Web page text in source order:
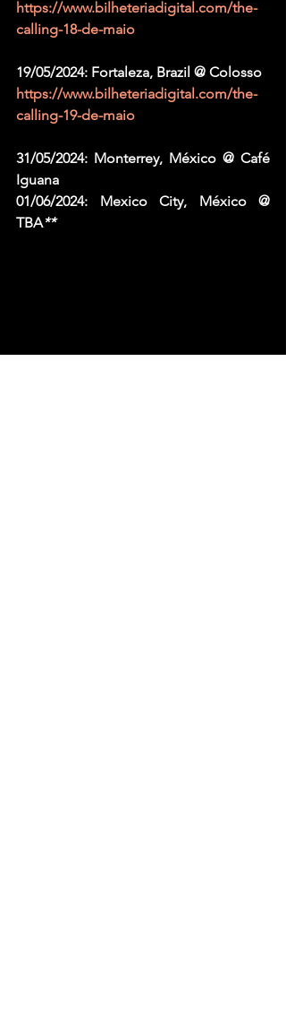
https://www.bilheteriadigital.com/the-
calling-18-de-maio
19/05/2024: Fortaleza, Brazil @ Colosso
https://www.bilheteriadigital.com/the-
calling-19-de-maio
31/05/2024: Monterrey, México @ Café
Iguana
01/06/2024: Mexico City, México @
TBA**